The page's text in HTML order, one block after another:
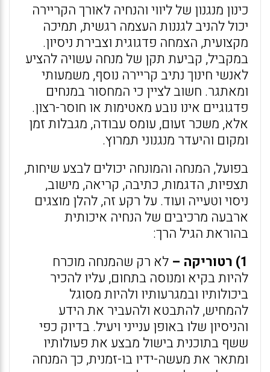
כינון מנגנון של ליווי והנחיה לאורך הקריירה
יכול להניב לגננות העצמה רגשית, תמיכה
מקצועית, הצמחה פדגוגית וצבירת ניסיון.
במקביל, קביעת תקן של מנחה עשויה להציע
לאנשי חינוך נתיב קריירה נוסף, משמעותי
ומאתגר. חשוב לציין כי המחסור במנחים
פדגוגיים אינו נובע מאטימות או חוסר-רצון.
אלא, משכר זעום, עומס עבודה, מגבלות זמן
ומקום והיעדר מנגנוני תמרוץ.
בפועל, המנחה והמונחה יכולים לבצע שיחות,
תצפיות, הדגמות, כתיבה, קריאה, מישוב,
ניסוי וטעייה ועוד. על רקע זה, להלן מוצגים
ארבעה מרכיבים של הנחיה איכותית
בהוראת הגיל הרך:
1) רטוריקה –
לא רק שהמנחה מוכרח
להיות בקיא ומנוסה בתחום, עליו להכיר
ביכולותיו ובמגרעותיו ולהיות מסוגל
להמחיש, להתבטא ולהעביר את הידע
והניסיון שלו באופן ענייני ויעיל. בדיוק כפי
ששף בתוכנית בישול מבצע את פעולותיו
ומתאר את מעשה-ידיו בו-זמנית, כך המנחה